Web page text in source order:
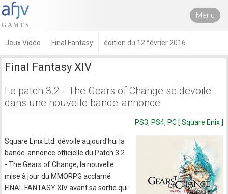
Menu
Jeux Vidéo Final Fantasy édition du 12 février 2016
Final Fantasy XIV
Le patch 3.2 - The Gears of Change se devoile
dans une nouvelle bande-annonce
PS3, PS4, PC [ Square Enix ]
Square Enix Ltd. dévoile aujourd'hui la
bande-annonce officielle du Patch 3.2
- The Gears of Change, la nouvelle
mise à jour du MMORPG acclamé
FINAL FANTASY XIV avant sa sortie qui